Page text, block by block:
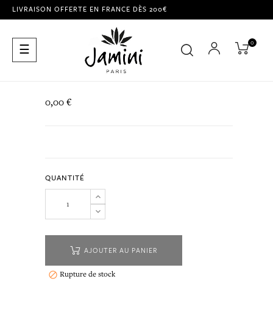
LIVRAISON OFFERTE EN FRANCE DÈS 200€
Basculer
la
☰ 0
0,00 €
QUANTITÉ
AJOUTER AU PANIER
 Rupture de stock